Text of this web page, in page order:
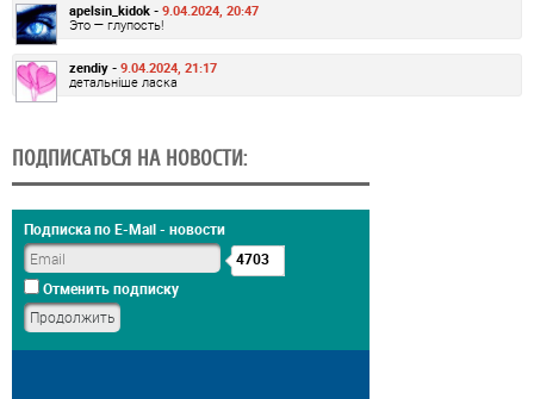
apelsin_kidok - 9.04.2024, 20:47
Это — глупость!
zendiy - 9.04.2024, 21:17
детальніше ласка
ПОДПИСАТЬСЯ НА НОВОСТИ:
Подписка по E-Mail - новости
4703
Отменить подписку